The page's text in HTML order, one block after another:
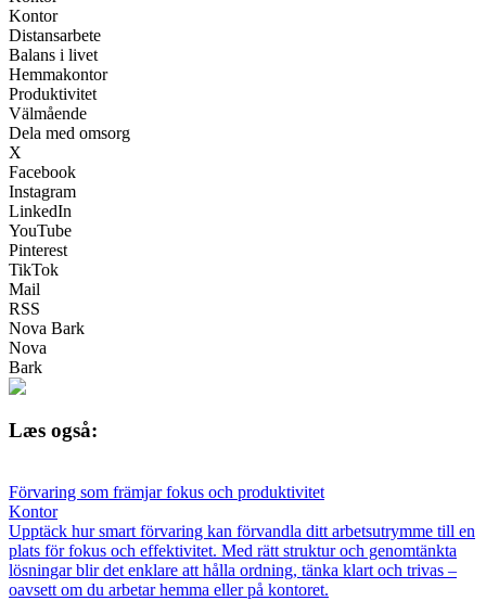
Kontor
Distansarbete
Balans i livet
Hemmakontor
Produktivitet
Välmående
Dela med omsorg
X
Facebook
Instagram
LinkedIn
YouTube
Pinterest
TikTok
Mail
RSS
Nova Bark
Nova
Bark
Læs også:
Förvaring som främjar fokus och produktivitet
Kontor
Upptäck hur smart förvaring kan förvandla ditt arbetsutrymme till en
plats för fokus och effektivitet. Med rätt struktur och genomtänkta
lösningar blir det enklare att hålla ordning, tänka klart och trivas –
oavsett om du arbetar hemma eller på kontoret.